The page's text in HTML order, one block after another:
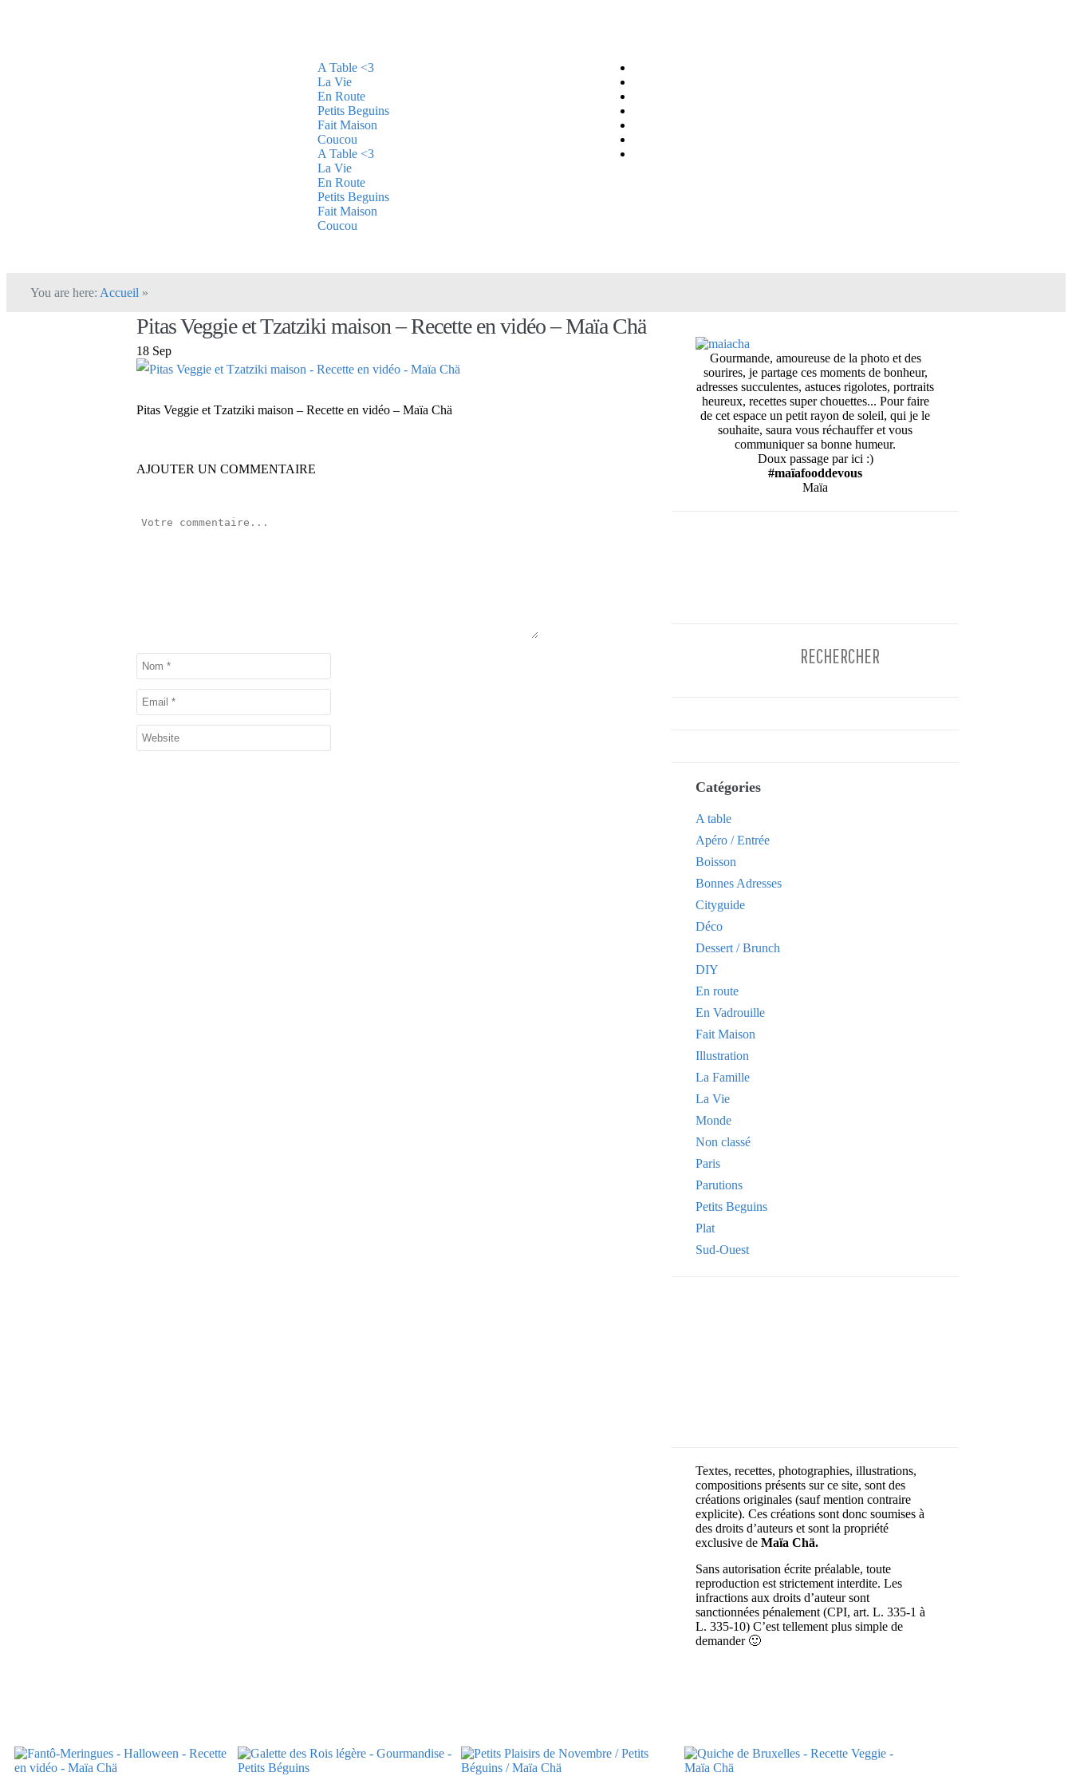
A Table <3
La Vie
En Route
Petits Beguins
Fait Maison
Coucou
A Table <3
La Vie
En Route
Petits Beguins
Fait Maison
Coucou
You are here: Accueil »
Pitas Veggie et Tzatziki maison – Recette en vidéo – Maïa Chä
18 Sep
Pitas Veggie et Tzatziki maison – Recette en vidéo – Maïa Chä
AJOUTER UN COMMENTAIRE
Gourmande, amoureuse de la photo et des
sourires, je partage ces moments de bonheur,
adresses succulentes, astuces rigolotes, portraits
heureux, recettes super chouettes... Pour faire
de cet espace un petit rayon de soleil, qui je le
souhaite, saura vous réchauffer et vous
communiquer sa bonne humeur.
Doux passage par ici :)
#maïafooddevous
Maïa
Catégories
A table
Apéro / Entrée
Boisson
Bonnes Adresses
Cityguide
Déco
Dessert / Brunch
DIY
En route
En Vadrouille
Fait Maison
Illustration
La Famille
La Vie
Monde
Non classé
Paris
Parutions
Petits Beguins
Plat
Sud-Ouest
Textes, recettes, photographies, illustrations,
compositions présents sur ce site, sont des
créations originales (sauf mention contraire
explicite). Ces créations sont donc soumises à
des droits d’auteurs et sont la propriété
exclusive de Maïa Chä.
Sans autorisation écrite préalable, toute
reproduction est strictement interdite. Les
infractions aux droits d’auteur sont
sanctionnées pénalement (CPI, art. L. 335-1 à
L. 335-10) C’est tellement plus simple de
demander 🙂